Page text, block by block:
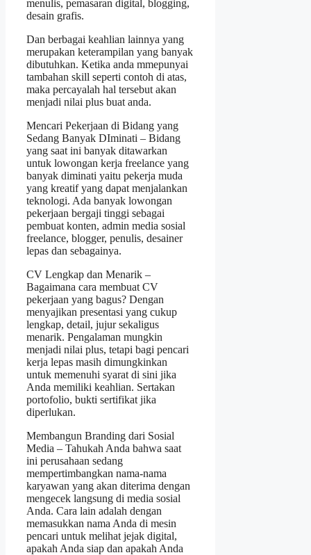
menulis, pemasaran digital, blogging,
desain grafis.
Dan berbagai keahlian lainnya yang
merupakan keterampilan yang banyak
dibutuhkan. Ketika anda mmepunyai
tambahan skill seperti contoh di atas,
maka percayalah hal tersebut akan
menjadi nilai plus buat anda.
Mencari Pekerjaan di Bidang yang
Sedang Banyak DIminati – Bidang
yang saat ini banyak ditawarkan
untuk lowongan kerja freelance yang
banyak diminati yaitu pekerja muda
yang kreatif yang dapat menjalankan
teknologi. Ada banyak lowongan
pekerjaan bergaji tinggi sebagai
pembuat konten, admin media sosial
freelance, blogger, penulis, desainer
lepas dan sebagainya.
CV Lengkap dan Menarik –
Bagaimana cara membuat CV
pekerjaan yang bagus? Dengan
menyajikan presentasi yang cukup
lengkap, detail, jujur ​​sekaligus
menarik. Pengalaman mungkin
menjadi nilai plus, tetapi bagi pencari
kerja lepas masih dimungkinkan
untuk memenuhi syarat di sini jika
Anda memiliki keahlian. Sertakan
portofolio, bukti sertifikat jika
diperlukan.
Membangun Branding dari Sosial
Media – Tahukah Anda bahwa saat
ini perusahaan sedang
mempertimbangkan nama-nama
karyawan yang akan diterima dengan
mengecek langsung di media sosial
Anda. Cara lain adalah dengan
memasukkan nama Anda di mesin
pencari untuk melihat jejak digital,
apakah Anda siap dan apakah Anda